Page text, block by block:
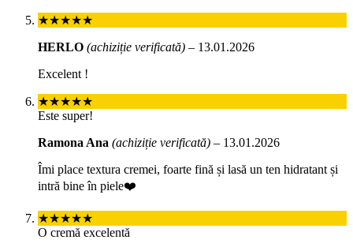
★★★★★
HERLO (achiziție verificată) – 13.01.2026
Excelent !
★★★★★
Este super!
Ramona Ana (achiziție verificată) – 13.01.2026
Îmi place textura cremei, foarte fină și lasă un ten hidratant și
intră bine în piele❤️
★★★★★
O cremă excelentă